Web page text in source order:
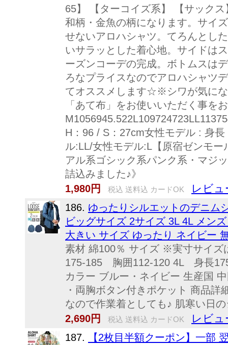
65】 【ターコイズ系】 【サック
和柄・金魚の柄になります。サイ
せないアロハシャツ。てろんとし
いサラッとした着心地。サイドは
ーズンコーデの完成。ボトムスは
ろなプライスなのでアロハシャツ
てオススメします☆※シワが気にな
「あて布」をお使いいただく事を
H：96 / S：27cm女性モデル : 身
ル:LL/女性モデル:L【原宿ゼンモ
アル系ゴシック系パンク系・マジ
詰込みました♪》
1,980円
税込 送料込 カードOK レビュ
186. ゆったりシルエットのデニム
ビッグサイズ 2サイズ 3L 4L メン
大きい サイズ ゆったり ネイビー
素材 綿100％ サイズ ※実寸サイ
175-185 胸囲112-120 4L 身長
カラー ブルー・ネイビー 生産国
・両胸ボタン付きポケット 商品
なので作業着としても♪ 肌寒い日
2,690円
税込 送料込 カードOK レビュ
187.
【2枚目半額クーポン】一部